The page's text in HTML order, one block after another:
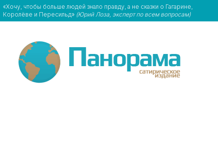
«Хочу, чтобы больше людей знало правду, а не сказки о Гагарине,
Королёве и Пересильд» (Юрий Лоза, эксперт по всем вопросам)